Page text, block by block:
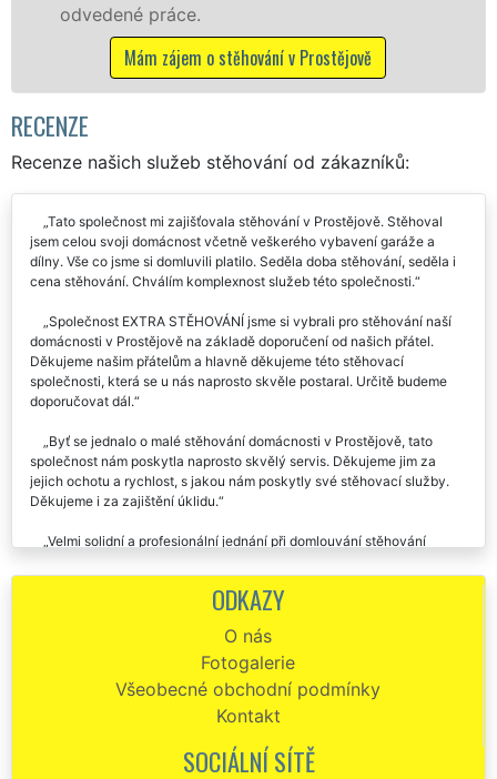
Mám zájem o stěhovací služby v
RECENZE
Recenze našich služeb stěhování od zákazníků:
Tato společnost mi zajišťovala stěhování v Prostějově. Stěhoval
jsem celou svoji domácnost včetně veškerého vybavení garáže a
dílny. Vše co jsme si domluvili platilo. Seděla doba stěhování, seděla i
cena stěhování. Chválím komplexnost služeb této společnosti.
Společnost EXTRA STĚHOVÁNÍ jsme si vybrali pro stěhování naší
domácnosti v Prostějově na základě doporučení od našich přátel.
Děkujeme našim přátelům a hlavně děkujeme této stěhovací
společnosti, která se u nás naprosto skvěle postaral. Určitě budeme
doporučovat dál.
Byť se jednalo o malé stěhování domácnosti v Prostějově, tato
společnost nám poskytla naprosto skvělý servis. Děkujeme jim za
jejich ochotu a rychlost, s jakou nám poskytly své stěhovací služby.
Děkujeme i za zajištění úklidu.
Velmi solidní a profesionální jednání při domlouvání stěhování
práce, doporučuji.
domácnosti v Prostějově. Profesionální přístup, Výborné vystupování.
Za nás dáváme společnosti EXTRA STĚHOVÁNÍ palec nahoru 👍.
Stěhovali jsme celou domácnost naší babičky. Zásluhou pánů ze
společnosti EXTRA STĚHOVÁNÍ jsme byli kompletně hotový za 6
nám, obyčejným lidem, kteří se stěhováním nemají žádné zkušenosti.
ODKAZY
O nás
Fotogalerie
Všeobecné obchodní podmínky
Kontakt
SOCIÁLNÍ SÍTĚ